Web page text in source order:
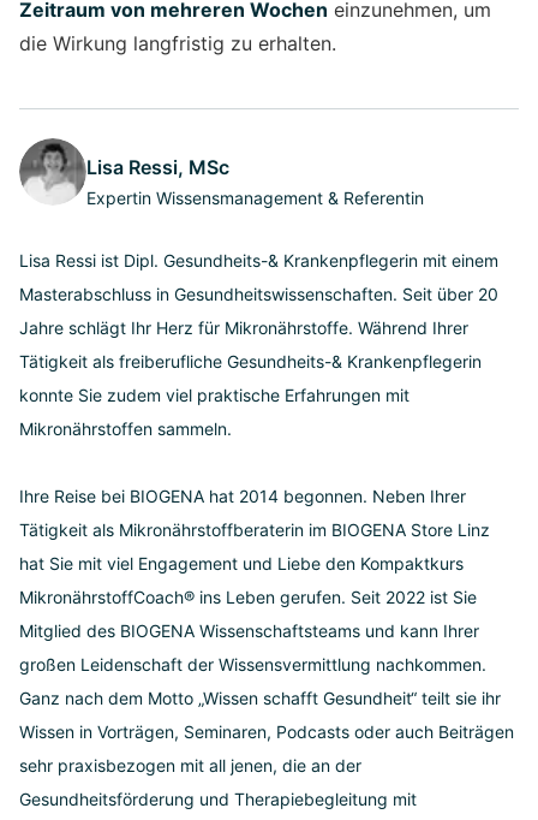
Zeitraum von mehreren Wochen einzunehmen, um
die Wirkung langfristig zu erhalten.
Lisa Ressi, MSc
Expertin Wissensmanagement & Referentin
Lisa Ressi ist Dipl. Gesundheits-& Krankenpflegerin mit einem
Masterabschluss in Gesundheitswissenschaften. Seit über 20
Jahre schlägt Ihr Herz für Mikronährstoffe. Während Ihrer
Tätigkeit als freiberufliche Gesundheits-& Krankenpflegerin
konnte Sie zudem viel praktische Erfahrungen mit
Mikronährstoffen sammeln.
Ihre Reise bei BIOGENA hat 2014 begonnen. Neben Ihrer
Tätigkeit als Mikronährstoffberaterin im BIOGENA Store Linz
hat Sie mit viel Engagement und Liebe den Kompaktkurs
MikronährstoffCoach® ins Leben gerufen. Seit 2022 ist Sie
Mitglied des BIOGENA Wissenschaftsteams und kann Ihrer
großen Leidenschaft der Wissensvermittlung nachkommen.
Ganz nach dem Motto „Wissen schafft Gesundheit“ teilt sie ihr
Wissen in Vorträgen, Seminaren, Podcasts oder auch Beiträgen
sehr praxisbezogen mit all jenen, die an der
Gesundheitsförderung und Therapiebegleitung mit